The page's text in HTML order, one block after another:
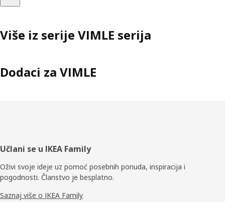
Više iz serije VIMLE serija
Dodaci za VIMLE
Podnožje
Učlani se u IKEA Family
Oživi svoje ideje uz pomoć posebnih ponuda, inspiracija i
pogodnosti. Članstvo je besplatno.
Saznaj više o IKEA Family